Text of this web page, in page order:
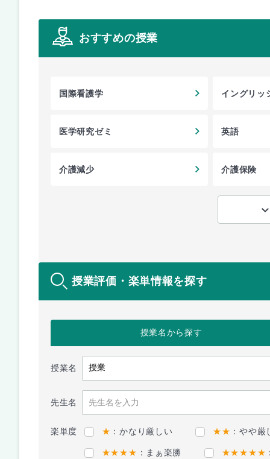
おすすめの授業
国際看護学 イングリッ
医学研究ゼミ 英語
介護減少 介護保険
授業評価・楽単情報を探す
授業名から探す
授業名
先生名
楽単度 ★ ：かなり厳しい ★★ ：やや厳
★★★★ ：まぁ楽勝 ★★★★★